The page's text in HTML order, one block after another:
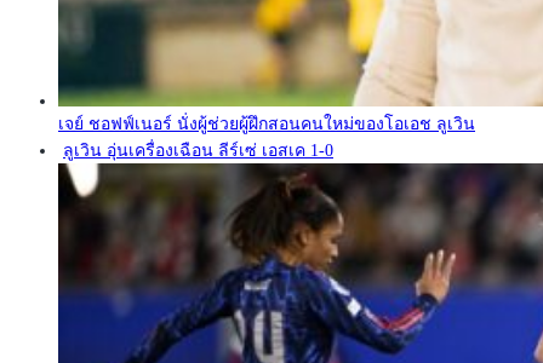
เจย์ ชอฟฟ์เนอร์ นั่งผู้ช่วยผู้ฝึกสอนคนใหม่ของโอเอช ลูเวิน
ลูเวิน อุ่นเครื่องเฉือน ลีร์เซ่ เอสเค 1-0